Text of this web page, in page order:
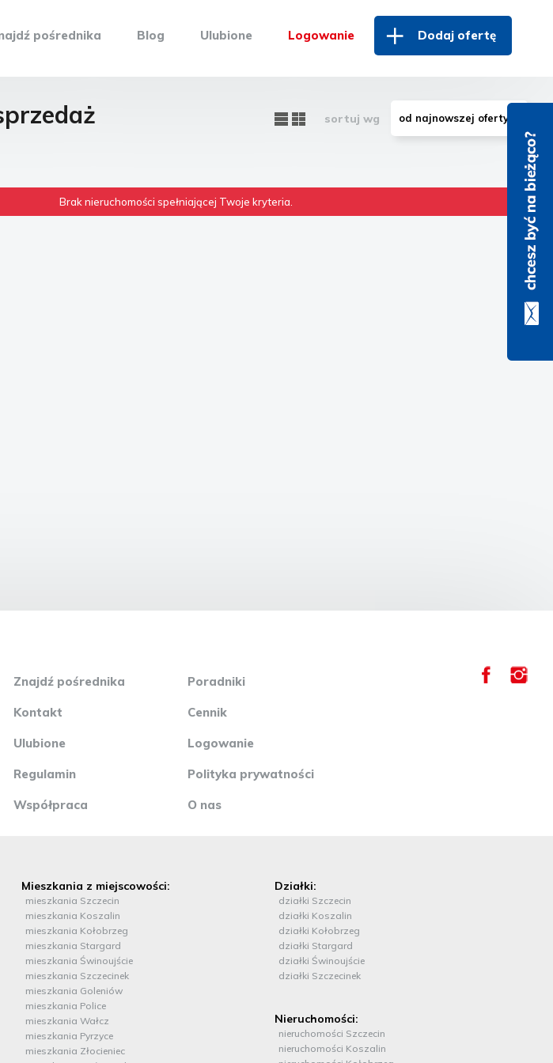
pośrednika Blog Ulubione Logowanie Dodaj ofertę
sortuj wg
Brak nieruchomości spełniającej Twoje kryteria.
Znajdź pośrednika Poradniki
Kontakt Cennik
Ulubione Logowanie
Regulamin Polityka prywatności
Współpraca O nas
Mieszkania z miejscowości:
mieszkania Szczecin
mieszkania Koszalin
mieszkania Kołobrzeg
mieszkania Stargard
mieszkania Świnoujście
mieszkania Szczecinek
mieszkania Goleniów
mieszkania Police
mieszkania Wałcz
mieszkania Pyrzyce
mieszkania Złocieniec
Działki:
działki Szczecin
działki Koszalin
działki Kołobrzeg
działki Stargard
działki Świnoujście
działki Szczecinek
Nieruchomości:
nieruchomości Szczecin
nieruchomości Koszalin